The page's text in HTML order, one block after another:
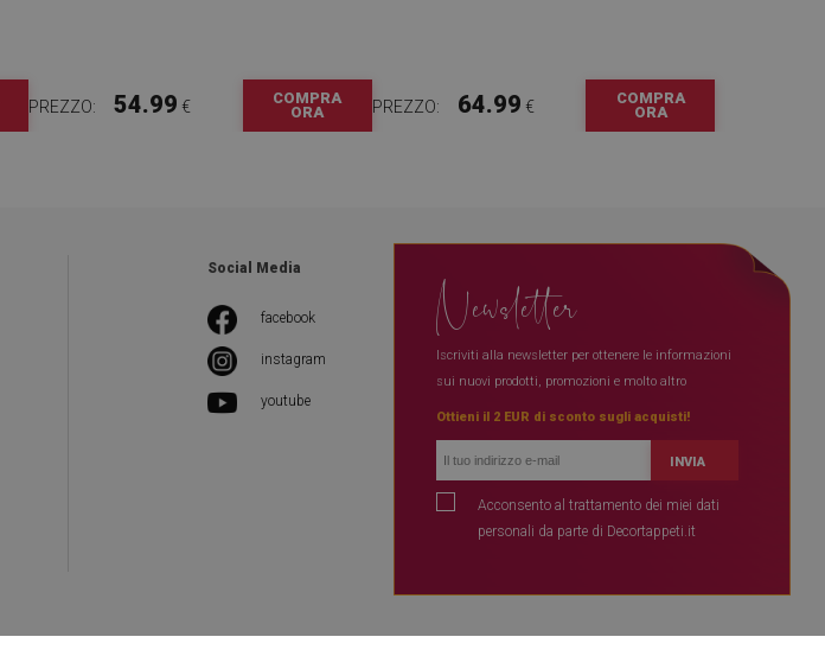
PREZZO: 54.99 €
COMPRA
ORA
PREZZO: 64.99 €
COMPRA
ORA
Social Media
facebook
instagram
youtube
Newsletter
Iscriviti alla newsletter per ottenere le informazioni
sui nuovi prodotti, promozioni e molto altro
Ottieni il 2 EUR di sconto sugli acquisti!
INVIA
Acconsento al trattamento dei miei dati
personali da parte di Decortappeti.it